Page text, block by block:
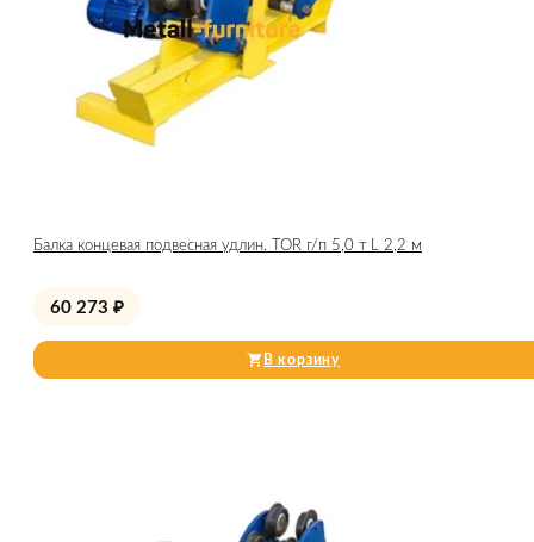
Балка концевая подвесная удлин. TOR г/п 5,0 т L 2,2 м
60 273 ₽
В корзину